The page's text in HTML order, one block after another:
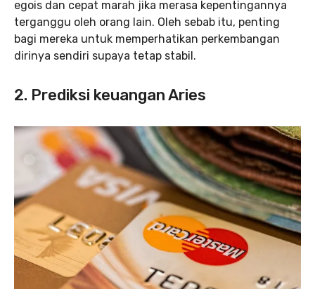
egois dan cepat marah jika merasa kepentingannya
terganggu oleh orang lain. Oleh sebab itu, penting
bagi mereka untuk memperhatikan perkembangan
dirinya sendiri supaya tetap stabil.
2. Prediksi keuangan Aries